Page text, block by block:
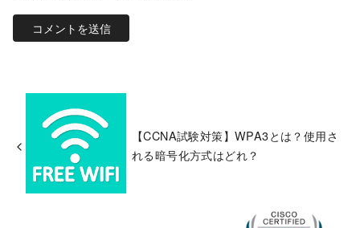
【CCNA試験対策】WPA3とは？使用さ
れる暗号化方式はどれ？